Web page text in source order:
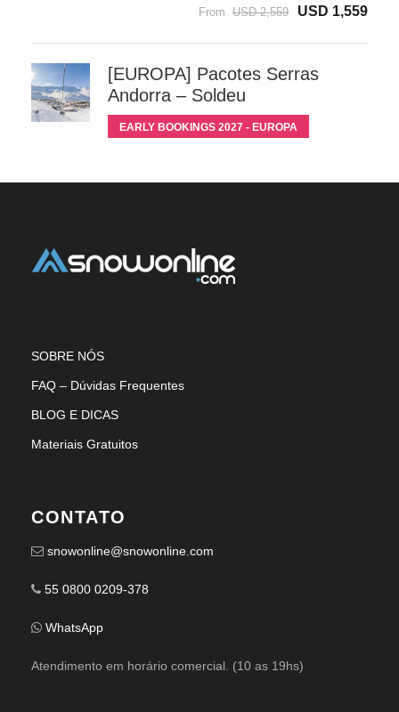
From USD 2,559 USD 1,559
[EUROPA] Pacotes Serras
Andorra – Soldeu
EARLY BOOKINGS 2027 - EUROPA
SOBRE NÓS
FAQ – Dúvidas Frequentes
BLOG E DICAS
Materiais Gratuitos
CONTATO
snowonline@snowonline.com
55 0800 0209-378
WhatsApp
Atendimento em horário comercial. (10 as 19hs)